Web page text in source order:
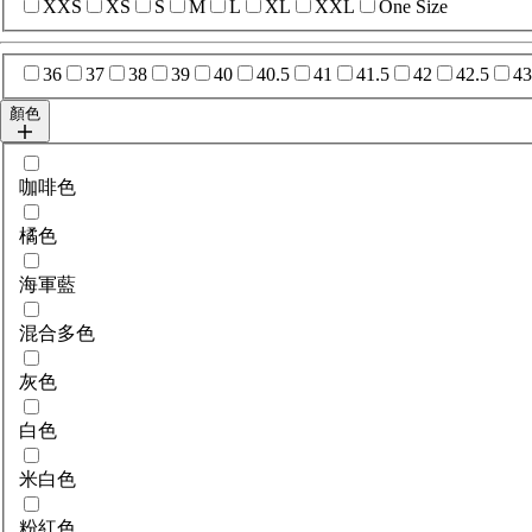
XXS XS S M L XL XXL One Size
選擇sizes
36 37 38 39 40 40.5 41 41.5 42 42.5 43
顏色
選擇colour
咖啡色
橘色
海軍藍
混合多色
灰色
白色
米白色
粉紅色